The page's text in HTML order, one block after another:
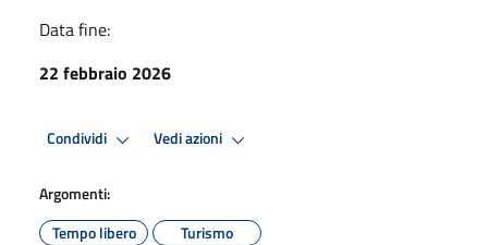
Data fine:
22 febbraio 2026
Condividi Vedi azioni
Argomenti:
Tempo libero
Turismo